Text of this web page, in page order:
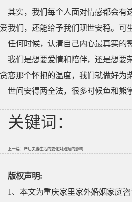
其实，我们每个人面对情感都会有
爱我们，还能给予我们现世安稳。可
任何时候，认清自己内心最真实的
我们是想要爱情和陪伴，还是想要
贪恋那个怀抱的温度，我们就做好为
世间安得两全法，很多时候鱼和熊
关键词：
上一篇： 产后夫妻生活的变化对婚姻的影响
版权声明:
1、本文为重庆家里家外婚姻家庭